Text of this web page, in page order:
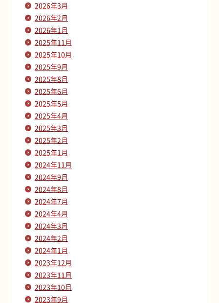
2026年3月
2026年2月
2026年1月
2025年11月
2025年10月
2025年9月
2025年8月
2025年6月
2025年5月
2025年4月
2025年3月
2025年2月
2025年1月
2024年11月
2024年9月
2024年8月
2024年7月
2024年4月
2024年3月
2024年2月
2024年1月
2023年12月
2023年11月
2023年10月
2023年9月